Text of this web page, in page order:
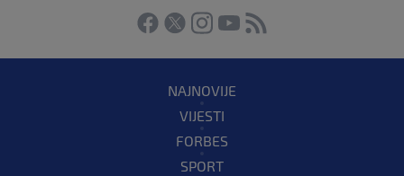
NAJNOVIJE
VIJESTI
FORBES
SPORT